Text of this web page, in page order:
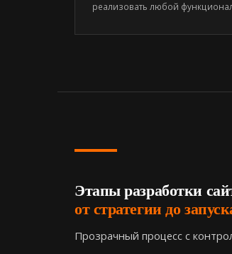
реализовать любой
Этапы разработки
от стратегии до
Прозрачный процесс с